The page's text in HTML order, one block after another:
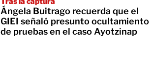
Ángela Buitrago recuerda que el
GIEI señaló presunto ocultamiento
de pruebas en el caso Ayotzinap